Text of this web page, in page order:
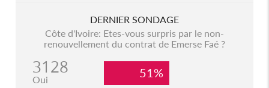
DERNIER SONDAGE
Côte d'Ivoire: Etes-vous surpris par le non-
renouvellement du contrat de Emerse Faé ?
3128
Oui 51%